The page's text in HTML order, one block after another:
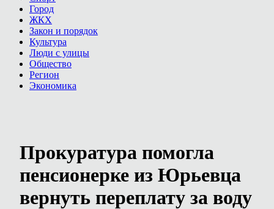
Город
ЖКХ
Закон и порядок
Культура
Люди с улицы
Общество
Регион
Экономика
Прокуратура помогла
пенсионерке из Юрьевца
вернуть переплату за воду